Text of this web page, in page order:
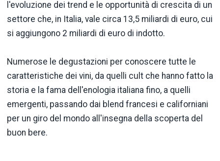
l'evoluzione dei trend e le opportunità di crescita di un
settore che, in Italia, vale circa 13,5 miliardi di euro, cui
si aggiungono 2 miliardi di euro di indotto.
Numerose le degustazioni per conoscere tutte le
caratteristiche dei vini, da quelli cult che hanno fatto la
storia e la fama dell'enologia italiana fino, a quelli
emergenti, passando dai blend francesi e californiani
per un giro del mondo all'insegna della scoperta del
buon bere.